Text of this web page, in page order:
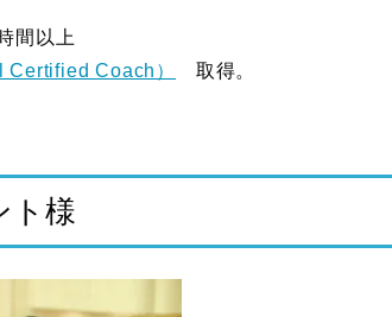
間以上
Coach）
取得。
ト様